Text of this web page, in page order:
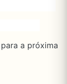
a próxima